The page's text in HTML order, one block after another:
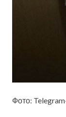
Фото: